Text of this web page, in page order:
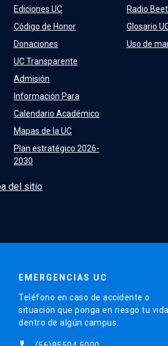
Ediciones UC
Código de Honor
Donaciones
UC Transparente
Admisión
Información Para
Calendario Académico
Mapas de la UC
Plan estratégico 2026-
2030
Radio
Glosario
Uso de
del sitio
EMERGENCIAS UC
Teléfono en caso de accidente o
situación que ponga en riesgo tu vida
dentro de algún campus.